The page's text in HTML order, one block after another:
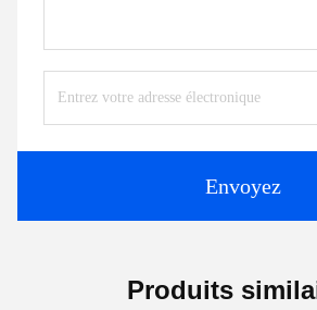
Envoyez
Produits